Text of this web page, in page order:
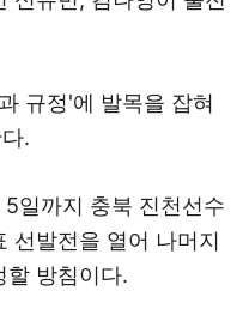
규정'에 발목을 잡혀
.
일까지 충북 진천선수
선발전을 열어 나머지
할 방침이다.